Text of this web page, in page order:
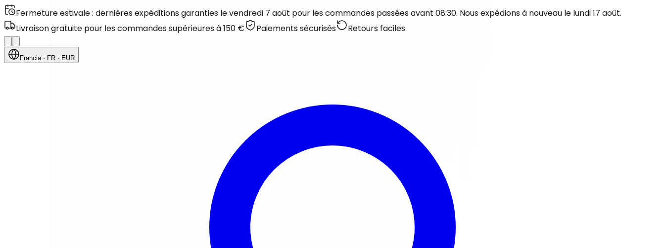
Fermeture estivale : dernières expéditions garanties le vendredi 7 août pour les commandes passées avant 08:30. Nous expédions à nouveau le lundi 17 août.
Livraison gratuite pour les commandes supérieures à 150 €
Paiements sécurisés Retours faciles
Francia· FR · EUR